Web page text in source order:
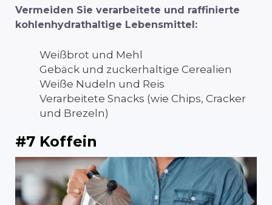
Vermeiden Sie verarbeitete und raffinierte
kohlenhydrathaltige Lebensmittel:
Weißbrot und Mehl
Gebäck und zuckerhaltige Cerealien
Weiße Nudeln und Reis
Verarbeitete Snacks (wie Chips, Cracker
und Brezeln)
#7 Koffein